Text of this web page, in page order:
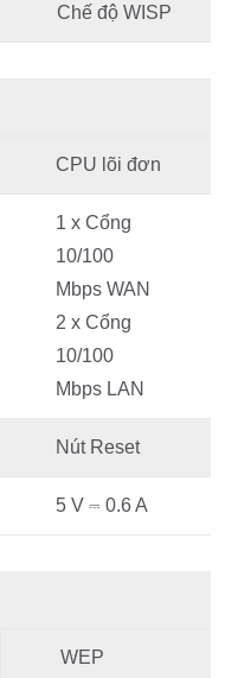
Chế độ WISP
CPU lõi đơn
1 x Cổng
10/100
Mbps WAN
2 x Cổng
10/100
Mbps LAN
Nút Reset
5 V ⎓ 0.6 A
WEP